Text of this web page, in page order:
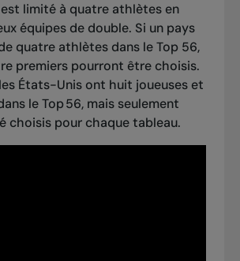
limité à quatre athlètes en
équipes de double. Si un pays
quatre athlètes dans le Top 56,
premiers pourront être choisis.
États-Unis ont huit joueuses et
le Top 56, mais seulement
choisis pour chaque tableau.